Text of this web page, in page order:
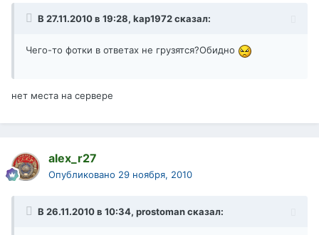
В 27.11.2010 в 19:28, kap1972 сказал:
Чего-то фотки в ответах не грузятся?Обидно
нет места на сервере
alex_r27
Опубликовано 29 ноября, 2010
В 26.11.2010 в 10:34, prostoman сказал: